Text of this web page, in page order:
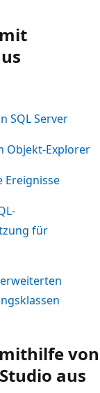
SQL Server
Objekt-Explorer
Ereignisse
für
von
aus